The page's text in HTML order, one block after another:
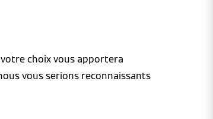
choix vous apportera
vous serions reconnaissants